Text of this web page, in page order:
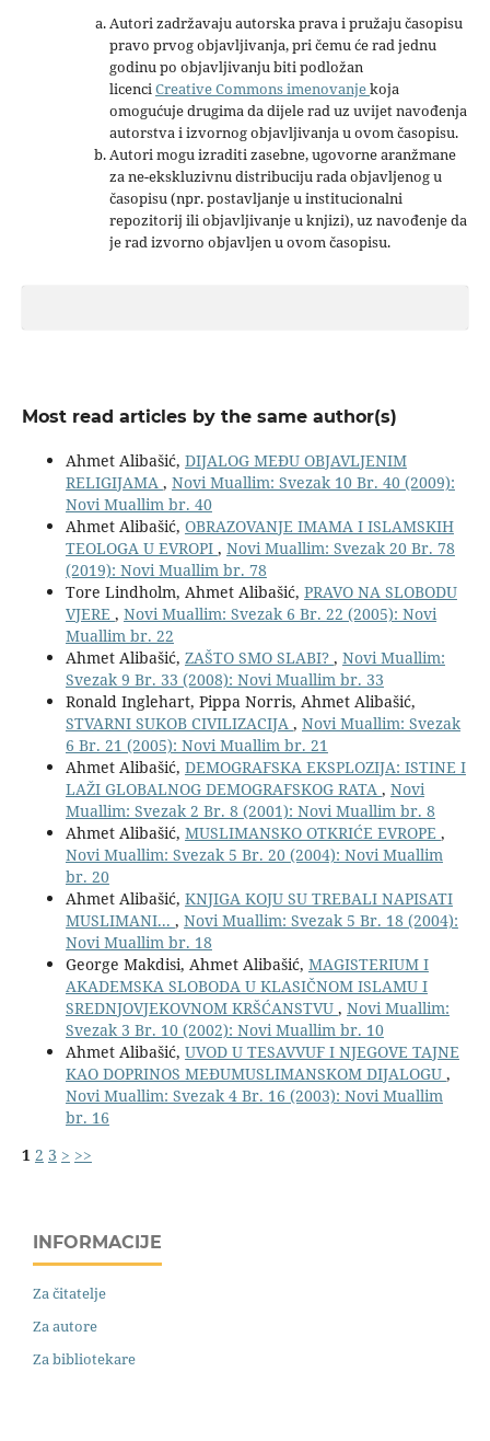
Autori zadržavaju autorska prava i pružaju časopisu
pravo prvog objavljivanja, pri čemu će rad jednu
godinu po objavljivanju biti podložan
licenciCreative Commons imenovanjekoja
omogućuje drugima da dijele rad uz uvijet navođenja
autorstva i izvornog objavljivanja u ovom časopisu.
Autori mogu izraditi zasebne, ugovorne aranžmane
za ne-ekskluzivnu distribuciju rada objavljenog u
časopisu (npr. postavljanje u institucionalni
repozitorij ili objavljivanje u knjizi), uz navođenje da
je rad izvorno objavljen u ovom časopisu.
Most read articles by the same author(s)
Ahmet Alibašić, DIJALOG MEĐU OBJAVLJENIM
RELIGIJAMA , Novi Muallim: Svezak 10 Br. 40 (2009):
Novi Muallim br. 40
Ahmet Alibašić, OBRAZOVANJE IMAMA I ISLAMSKIH
TEOLOGA U EVROPI , Novi Muallim: Svezak 20 Br. 78
(2019): Novi Muallim br. 78
Tore Lindholm, Ahmet Alibašić, PRAVO NA SLOBODU
VJERE , Novi Muallim: Svezak 6 Br. 22 (2005): Novi
Muallim br. 22
Ahmet Alibašić, ZAŠTO SMO SLABI? , Novi Muallim:
Svezak 9 Br. 33 (2008): Novi Muallim br. 33
Ronald Inglehart, Pippa Norris, Ahmet Alibašić,
STVARNI SUKOB CIVILIZACIJA , Novi Muallim: Svezak
6 Br. 21 (2005): Novi Muallim br. 21
Ahmet Alibašić, DEMOGRAFSKA EKSPLOZIJA: ISTINE I
LAŽI GLOBALNOG DEMOGRAFSKOG RATA , Novi
Muallim: Svezak 2 Br. 8 (2001): Novi Muallim br. 8
Ahmet Alibašić, MUSLIMANSKO OTKRIĆE EVROPE ,
Novi Muallim: Svezak 5 Br. 20 (2004): Novi Muallim
br. 20
Ahmet Alibašić, KNJIGA KOJU SU TREBALI NAPISATI
MUSLIMANI... , Novi Muallim: Svezak 5 Br. 18 (2004):
Novi Muallim br. 18
George Makdisi, Ahmet Alibašić, MAGISTERIUM I
AKADEMSKA SLOBODA U KLASIČNOM ISLAMU I
SREDNJOVJEKOVNOM KRŠĆANSTVU , Novi Muallim:
Svezak 3 Br. 10 (2002): Novi Muallim br. 10
Ahmet Alibašić, UVOD U TESAVVUF I NJEGOVE TAJNE
KAO DOPRINOS MEĐUMUSLIMANSKOM DIJALOGU ,
Novi Muallim: Svezak 4 Br. 16 (2003): Novi Muallim
br. 16
1 2 3 > >>
INFORMACIJE
Za čitatelje
Za autore
Za bibliotekare